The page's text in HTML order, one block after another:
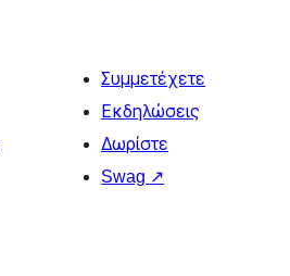
Συμμετέχετε
Εκδηλώσεις
Δωρίστε
Swag ↗